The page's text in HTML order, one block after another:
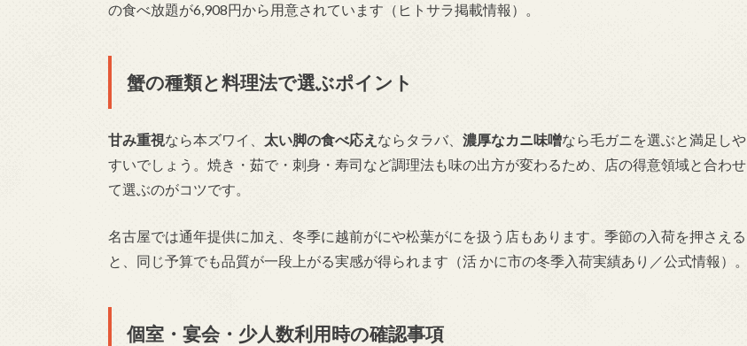
の食べ放題が6,908円から用意されています（ヒトサラ掲載情報）。
蟹の種類と料理法で選ぶポイント
甘み重視なら本ズワイ、 太い脚の食べ応え ならタラバ、 濃厚なカニ味噌なら毛ガニを選ぶと満足しや
すいでしょう。焼き・茹で・刺身・寿司など調理法も味の出方が変わるため、店の得意領域と合わせ
て選ぶのがコツです。
名古屋では通年提供に加え、冬季に越前がにや松葉がにを扱う店もあります。季節の入荷を押さえる
と、同じ予算でも品質が一段上がる実感が得られます（活 かに市の冬季入荷実績あり／公式情報）。
個室・宴会・少人数利用時の確認事項